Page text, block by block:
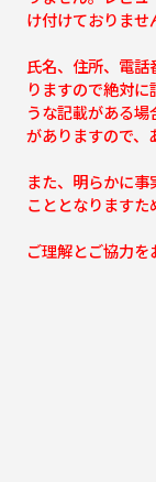
け付けておりませ
氏名、住所、電
りますので絶対
うな記載がある
がありますので、
また、明らかに
こととなりますた
ご理解とご協力を